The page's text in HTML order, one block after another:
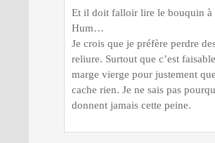
Et il doit falloir lire le bouquin à
Hum…
Je crois que je préfère perdre
reliure. Surtout que c’est
marge vierge pour justement
cache rien. Je ne sais pas
donnent jamais cette peine.